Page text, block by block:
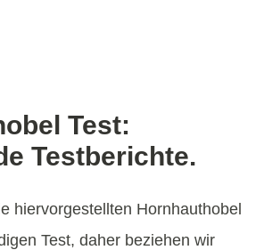
Test:
Testberichte.
hiervorgestellten Hornhauthobel
Test, daher beziehen wir